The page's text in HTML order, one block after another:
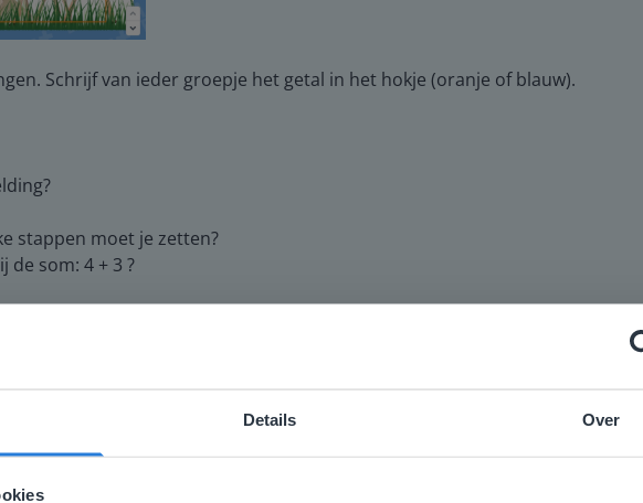
Details Over
Schrijf van ieder groepje het getal in het hokje (oranje of blauw).
stappen moet je zetten?
de som: 4 + 3 ?
het maken van abstracte sommen, stimuleer de leerlingen om de
een erbij-situatie kunnen herkennen in een afbeelding. Laat de leerlingen
dat er 2 sommen mogelijk zijn (de wisseleigenschap).
een beeld te geven van wat ze kunnen verwachten in de verwerking.
aan de slag met de verwerking van de les en de taak.
website komt niet overeen met je locatie
locatie, denken we dat je misschien liever naar de website voor